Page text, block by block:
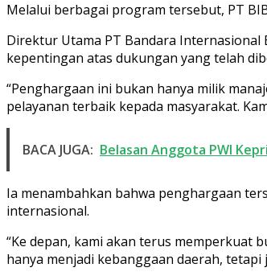
Melalui berbagai program tersebut, PT
Direktur Utama PT Bandara Internasional
kepentingan atas dukungan yang telah
“Penghargaan ini bukan hanya milik
pelayanan terbaik kepada masyarakat.
BACA JUGA: Belasan Anggota PWI
Ia menambahkan bahwa penghargaan
internasional.
“Ke depan, kami akan terus memperkuat
hanya menjadi kebanggaan daerah,